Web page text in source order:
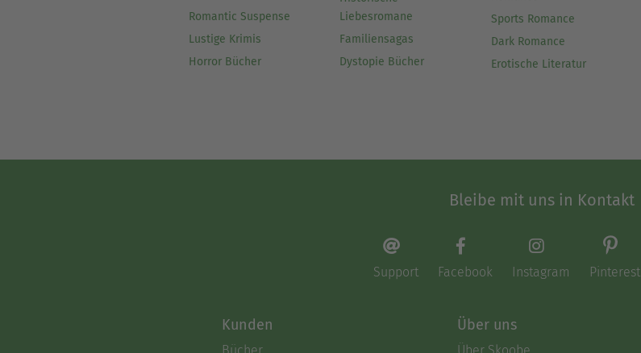
Romantic Suspense
Lustige Krimis
Horror Bücher
Liebesromane
Familiensagas
Dystopie Bücher
Sports Romance
Dark Romance
Erotische Literatur
Bleibe mit uns in Kontakt
Support Facebook Instagram Pinterest
Kunden Über uns